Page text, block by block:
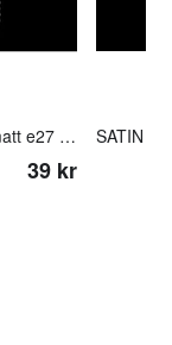
Classic normal matt e27 4w 2700k
39 kr